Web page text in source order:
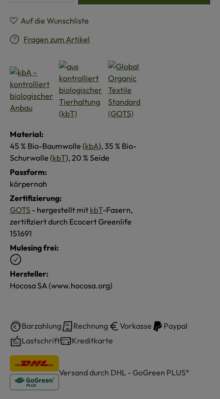
Auf die Wunschliste
Fragen zum Artikel
Material:
45 % Bio-Baumwolle (kbA), 35 % Bio-
Schurwolle (kbT), 20 % Seide
Passform:
körpernah
Zertifizierung:
GOTS - hergestellt mit kbT-Fasern,
zertifiziert durch Ecocert Greenlife
151691
Mulesing frei:
Hersteller:
Hocosa SA (www.hocosa.org)
Barzahlung Rechnung Vorkasse
Paypal
Lastschrift
Kreditkarte
Versand durch DHL - GoGreen PLUS*